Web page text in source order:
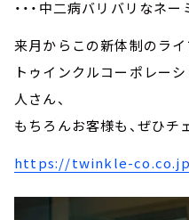
・・・中二病バリバリなネー
来月からこの新体制のライ
トゥインクルコーポレー
人さん、
もちろんお客様も、ぜひチ
https://twinkle-